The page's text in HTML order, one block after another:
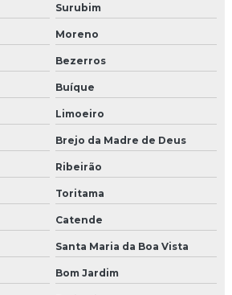
Surubim
Moreno
Bezerros
Buíque
Limoeiro
Brejo da Madre de Deus
Ribeirão
Toritama
Catende
Santa Maria da Boa Vista
Bom Jardim